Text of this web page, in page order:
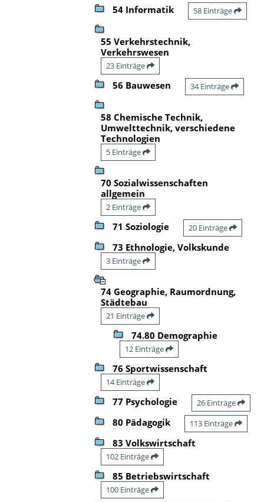
54 Informatik 58 Einträge
55 Verkehrstechnik,
Verkehrswesen
23 Einträge
56 Bauwesen 34 Einträge
58 Chemische Technik,
Umwelttechnik, verschiedene
Technologien
5 Einträge
70 Sozialwissenschaften
allgemein
2 Einträge
71 Soziologie 20 Einträge
73 Ethnologie, Volkskunde
3 Einträge
74 Geographie, Raumordnung,
Städtebau
21 Einträge
74.80 Demographie
12 Einträge
76 Sportwissenschaft
14 Einträge
77 Psychologie 26 Einträge
80 Pädagogik 113 Einträge
83 Volkswirtschaft
102 Einträge
85 Betriebswirtschaft
100 Einträge